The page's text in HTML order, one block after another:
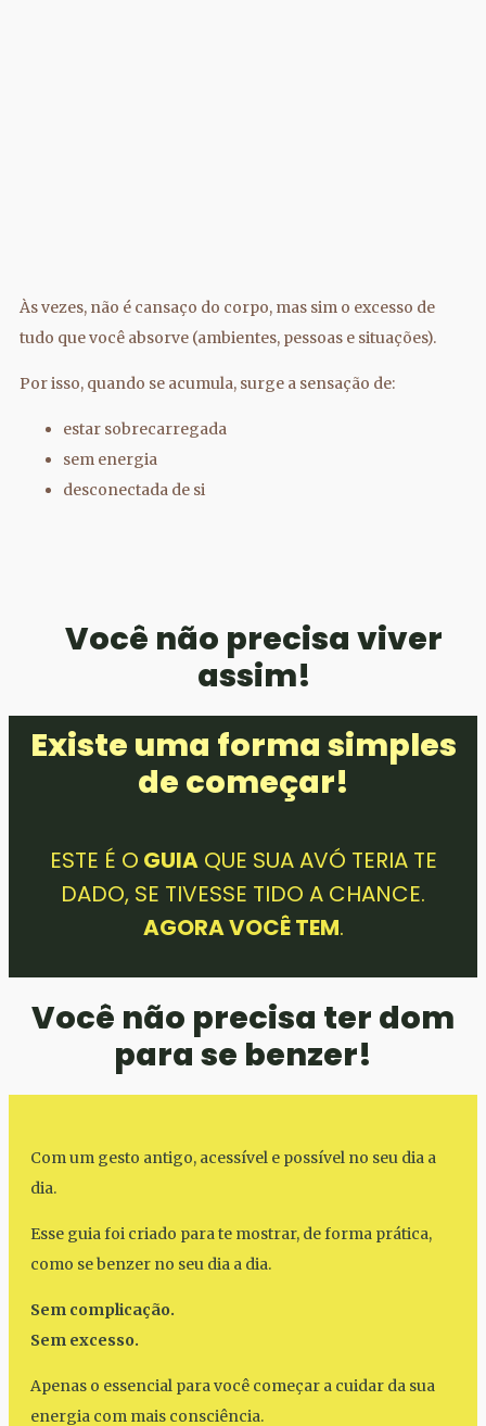
Às vezes, não é cansaço do corpo, mas sim o excesso de
tudo que você absorve (ambientes, pessoas e situações).
Por isso, quando se acumula, surge a sensação de:
estar sobrecarregada
sem energia
desconectada de si
Você não precisa viver
assim!
Existe uma forma simples
de começar!
ESTE É O GUIAQUE SUA AVÓ TERIA TE
DADO, SE TIVESSE TIDO A CHANCE.
AGORA VOCÊ TEM.
Você não precisa ter dom
para se benzer!
Com um gesto antigo, acessível e possível no seu dia a
dia.
Esse guia foi criado para te mostrar, de forma prática,
como se benzer no seu dia a dia.
Sem complicação.
Sem excesso.
Apenas o essencial para você começar a cuidar da sua
energia com mais consciência.